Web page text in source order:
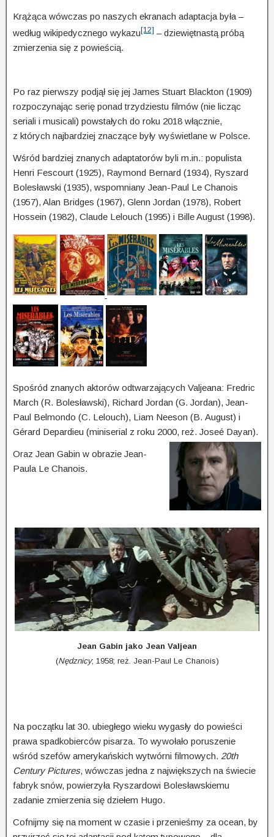
Krążąca wówczas po naszych ekranach adaptacja była –
według wikipedycznego wykazu[12] – dziewięt­nas­tą próbą
zmierzenia się z powieścią.
Po raz pierwszy podjął się jej James Stuart Blackton (1909)
rozpoczynając serię ponad trzydziestu filmów (nie licząc
seriali i musicali) powstałych do roku 2018 włącznie,
z których najbardziej znaczące były wyświetlane w Polsce.
Wśród bardziej znanych adaptatorów byli m.in.: populista
Henri Fescourt (1925), Raymond Bernard (1934), Ryszard
Bolesławski (1935), wspomniany Jean-Paul Le Chanois
(1957), Alan Bridges (1967), Glenn Jordan (1978), Robert
Hossein (1982), Claude Lelouch (1995) i Bille August (1998).
Spośród znanych aktorów odtwarzających Valjeana: Fredric
March (R. Bole­sław­ski), Richard Jordan (G. Jordan), Jean-
Paul Belmondo (C. Lelouch), Liam Neeson (B. August) i
Gérard Depardieu (miniserial z roku 2000, reż. Joseé Dayan).
Oraz Jean Gabin w obrazie Jean-
Paula Le Chanois.
Jean Gabin jako Jean Valjean
(Nędznicy; 1958; reż. Jean-Paul Le Chanois)
Na początku lat 30. ubiegłego wieku wygasły do powieści
prawa spadkobierców pisarza. To wywołało poruszenie
wśród szefów amerykańskich wytwórni filmowych. 20th
Century Pictures, wówczas jedna z największych na świecie
fabryk snów, powierzyła Ryszardowi Bolesławskiemu
zadanie zmierzenia się dziełem Hugo.
Cofnijmy się na moment w czasie i przenieśmy za ocean, by